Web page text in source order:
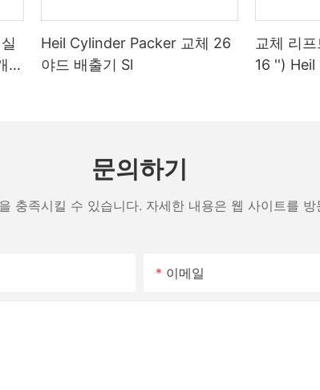
기
Heil Cylinder Packer 교체 26
야드 배출기 Sl
교체 리
16 '') Heil
문의하기
충족시킬 수 있습니다. 자세한 내용은 웹 사이트를
이메일